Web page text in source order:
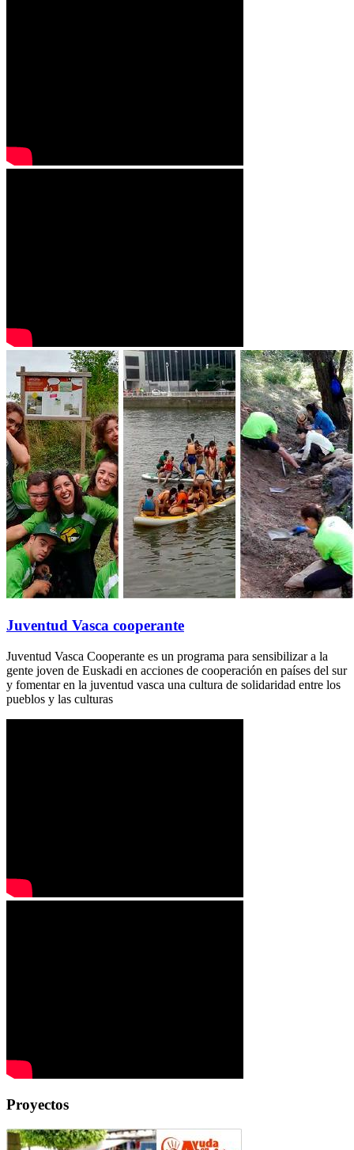
Juventud Vasca cooperante
Juventud Vasca Cooperante es un programa para sensibilizar a la
gente joven de Euskadi en acciones de cooperación en países del sur
y fomentar en la juventud vasca una cultura de solidaridad entre los
pueblos y las culturas
Proyectos